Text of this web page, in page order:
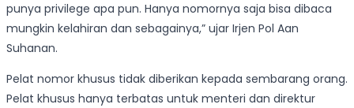
punya privilege apa pun. Hanya nomornya saja bisa dibaca
mungkin kelahiran dan sebagainya,” ujar Irjen Pol Aan
Suhanan.
Pelat nomor khusus tidak diberikan kepada sembarang orang.
Pelat khusus hanya terbatas untuk menteri dan direktur